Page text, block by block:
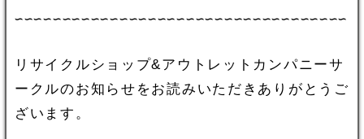
∽∽∽∽∽∽∽∽∽∽∽∽∽∽∽∽∽∽∽∽∽∽∽∽∽∽∽∽∽∽∽∽∽∽∽
リサイクルショップ&アウトレットカンパニーサ
ークルのお知らせをお読みいただきありがとうご
ざいます。